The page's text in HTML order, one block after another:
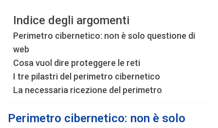
Indice degli argomenti
Perimetro cibernetico: non è solo questione di
web
Cosa vuol dire proteggere le reti
I tre pilastri del perimetro cibernetico
La necessaria ricezione del perimetro
Perimetro cibernetico: non è solo